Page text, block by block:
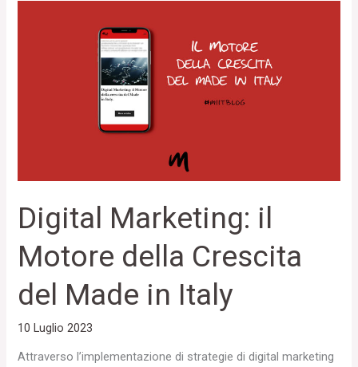
Digital Marketing: il
Motore della Crescita
del Made in Italy
10 Luglio 2023
Attraverso l’implementazione di strategie di digital marketing